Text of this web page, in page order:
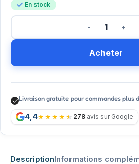
En stock
Acheter
Livraison gratuite pour commandes plus
4,4 278 avis sur Google
DescriptionInformations